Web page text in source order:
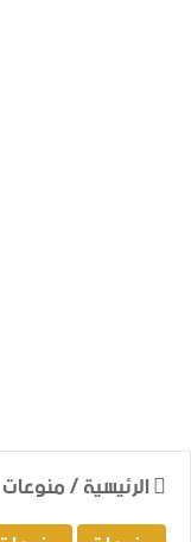
الرئيسية/منوعات